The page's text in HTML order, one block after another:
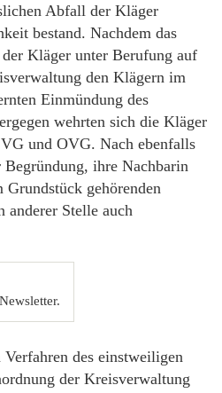
Abfall der Kläger
bestand. Nachdem das
Kläger unter Berufung auf
den Klägern im
Einmündung des
wehrten sich die Kläger
und OVG. Nach ebenfalls
ihre Nachbarin
gehörenden
anderer Stelle auch
des einstweiligen
der Kreisverwaltung